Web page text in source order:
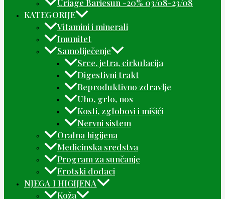
Uriage Bariesun -20% 03/08-23/08
KATEGORIJE
Vitamini i minerali
Imunitet
Samoliječenje
Srce, jetra, cirkulacija
Digestivni trakt
Reproduktivno zdravlje
Uho, grlo, nos
Kosti, zglobovi i mišići
Nervni sistem
Oralna higijena
Medicinska sredstva
Program za sunčanje
Erotski dodaci
NJEGA I HIGIJENA
Koža